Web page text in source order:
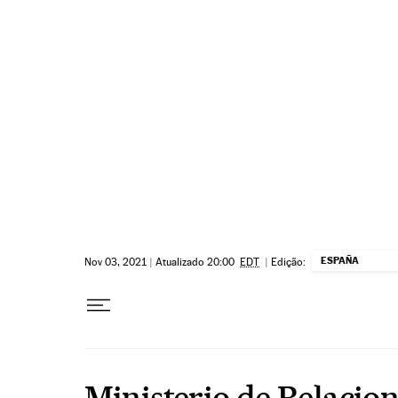
Nov 03, 2021 | Atualizado 20:00 EDT | Edição: ESPAÑA